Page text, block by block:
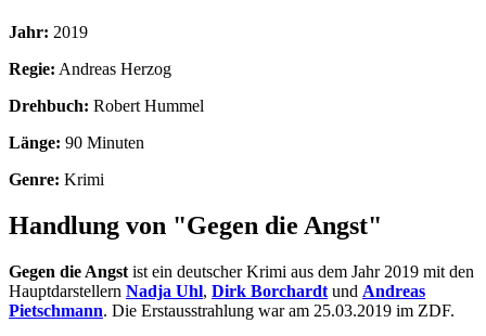
Jahr: 2019
Regie: Andreas Herzog
Drehbuch: Robert Hummel
Länge: 90 Minuten
Genre: Krimi
Handlung von "Gegen die Angst"
Gegen die Angst ist ein deutscher Krimi aus dem Jahr 2019 mit den
Hauptdarstellern Nadja Uhl, Dirk Borchardt und Andreas
Pietschmann. Die Erstausstrahlung war am 25.03.2019 im ZDF.